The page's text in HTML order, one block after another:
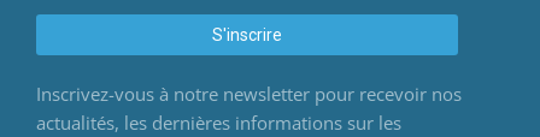
S'inscrire
Inscrivez-vous à notre newsletter pour recevoir nos
actualités, les dernières informations sur les